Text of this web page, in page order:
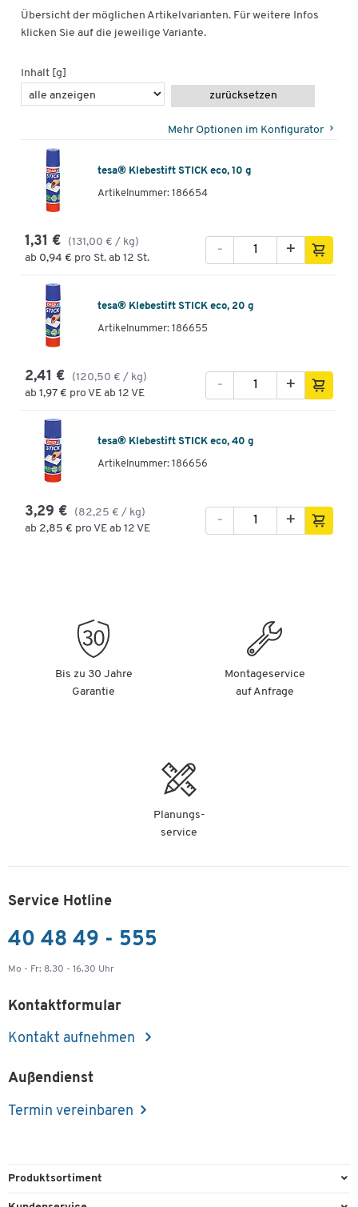
Übersicht der möglichen Artikelvarianten. Für weitere Infos
klicken Sie auf die jeweilige Variante.
Inhalt [g]
zurücksetzen
Mehr Optionen im Konfigurator
tesa® Klebestift STICK eco, 10 g
Artikelnummer: 186654
1,31 €
(131,00 € / kg)
ab 0,94 € pro St. ab 12 St.
+
-
tesa® Klebestift STICK eco, 20 g
Artikelnummer: 186655
2,41 €
(120,50 € / kg)
ab 1,97 € pro VE ab 12 VE
+
-
tesa® Klebestift STICK eco, 40 g
Artikelnummer: 186656
3,29 €
(82,25 € / kg)
ab 2,85 € pro VE ab 12 VE
+
-
Bis zu 30 Jahre
Garantie
Montageservice
auf Anfrage
Planungs-
service
Service Hotline
40 48 49 - 555
Mo - Fr: 8.30 - 16.30 Uhr
Kontaktformular
Kontakt aufnehmen
Außendienst
Termin vereinbaren
Produktsortiment
Büroausstattung